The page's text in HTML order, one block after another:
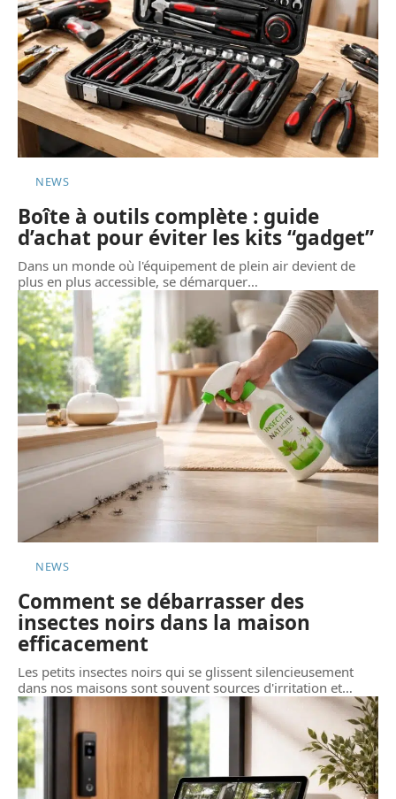
NEWS
Boîte à outils complète : guide
d’achat pour éviter les kits “gadget”
Dans un monde où l'équipement de plein air devient de
plus en plus accessible, se démarquer…
NEWS
Comment se débarrasser des
insectes noirs dans la maison
efficacement
Les petits insectes noirs qui se glissent silencieusement
dans nos maisons sont souvent sources d'irritation et…